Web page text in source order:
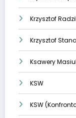
Krzysztof
Krzysztof
Ksawery
KSW
KSW